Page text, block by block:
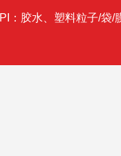
：胶水、塑料粒子/袋/